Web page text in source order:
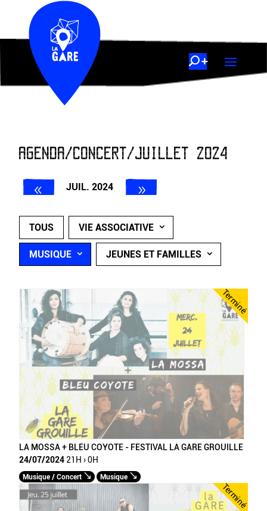
AGENDA/CONCERT/JUILLET 2024
JUIL. 2024
TOUS VIE ASSOCIATIVE
MUSIQUE JEUNES ET FAMILLES
Terminé
LA MOSSA + BLEU COYOTE - FESTIVAL LA GARE GROUILLE
24/07/2024 21H › 0H
Musique / Concert Musique
Terminé